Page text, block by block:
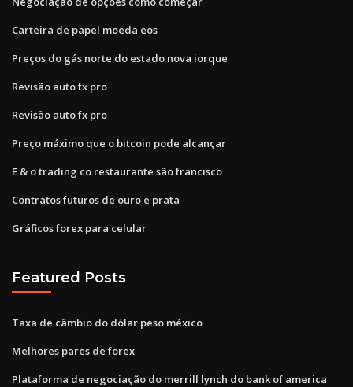
Carteira de papel moeda eos
Preços do gás norte do estado nova iorque
Revisão auto fx pro
Revisão auto fx pro
Preço máximo que o bitcoin pode alcançar
E & o trading co restaurante são francisco
Contratos futuros de ouro e prata
Gráficos forex para celular
Featured Posts
Taxa de câmbio do dólar peso méxico
Melhores pares de forex
Plataforma de negociação do merrill lynch do bank of america